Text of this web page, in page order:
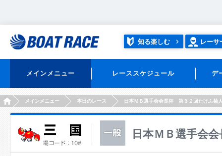
知る楽しむ レーサ
メインメニュー レーススケジュール デ
HOMEメインメニュー 本日のレース 日本ＭＢ選手会会長杯 第３２回たけふ菊
日本ＭＢ選手会